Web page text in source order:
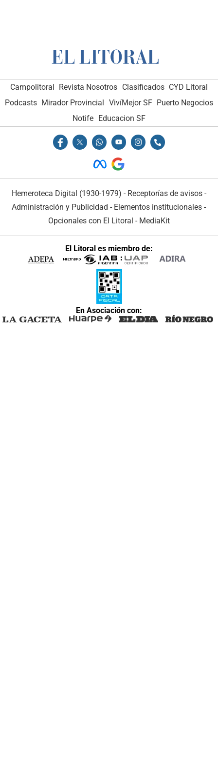
Campolitoral Revista Nosotros Clasificados CYD Litoral
Podcasts Mirador Provincial VivíMejor SF Puerto Negocios
Notife
Educacion SF
Hemeroteca Digital (1930-1979) - Receptorías de avisos -
Administración y Publicidad - Elementos institucionales -
Opcionales con El Litoral - MediaKit
El Litoral es miembro de:
En Asociación con: